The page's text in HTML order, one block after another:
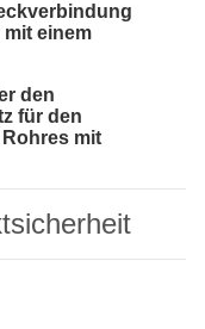
einem
den
für den
mit